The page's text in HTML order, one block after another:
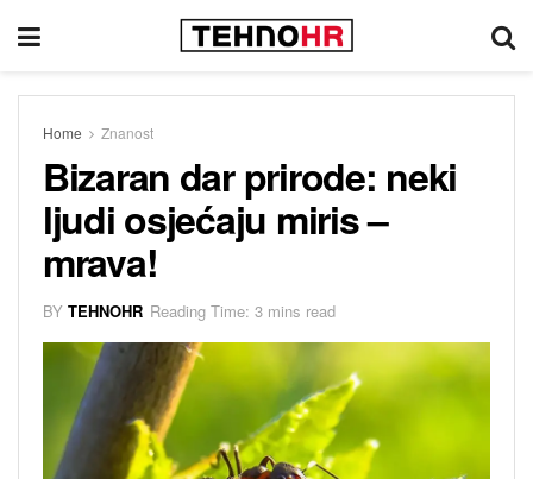
Home Znanost
Bizaran dar prirode: neki
ljudi osjećaju miris –
mrava!
BY TEHNOHR Reading Time: 3 mins read